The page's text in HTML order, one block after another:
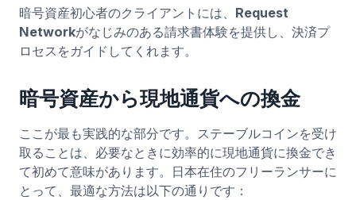
暗号資産初心者のクライアントには、 Request
Networkがなじみのある請求書体験を提供し、決済プ
ロセスをガイドしてくれます。
暗号資産から現地通貨への換金
ここが最も実践的な部分です。ステーブルコインを受け
取ることは、必要なときに効率的に現地通貨に換金でき
て初めて意味があります。日本在住のフリーランサーに
とって、最適な方法は以下の通りです：